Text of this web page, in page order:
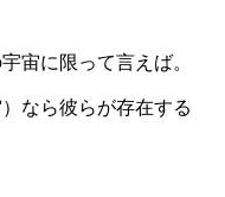
宙に限って言えば。
なら彼らが存在する